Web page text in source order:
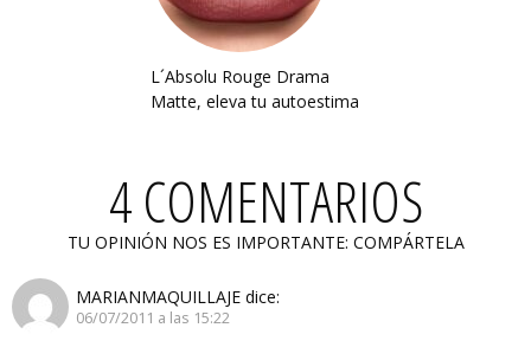
L´Absolu Rouge Drama
Matte, eleva tu autoestima
4 COMENTARIOS
TU OPINIÓN NOS ES IMPORTANTE: COMPÁRTELA
MARIANMAQUILLAJE dice:
06/07/2011 a las 15:22